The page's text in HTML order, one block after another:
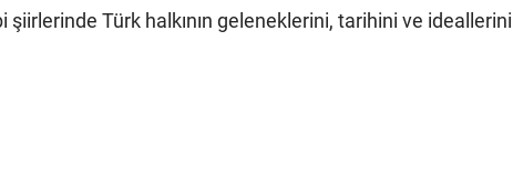
şiirlerinde Türk halkının geleneklerini, tarihini ve ideallerini